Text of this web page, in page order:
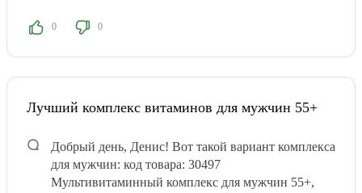
0 0
Лучший комплекс витаминов для мужчин 55+
Добрый день, Денис! Вот такой вариант комплекса
для мужчин: код товара: 30497
Мультивитаминный комплекс для мужчин 55+,